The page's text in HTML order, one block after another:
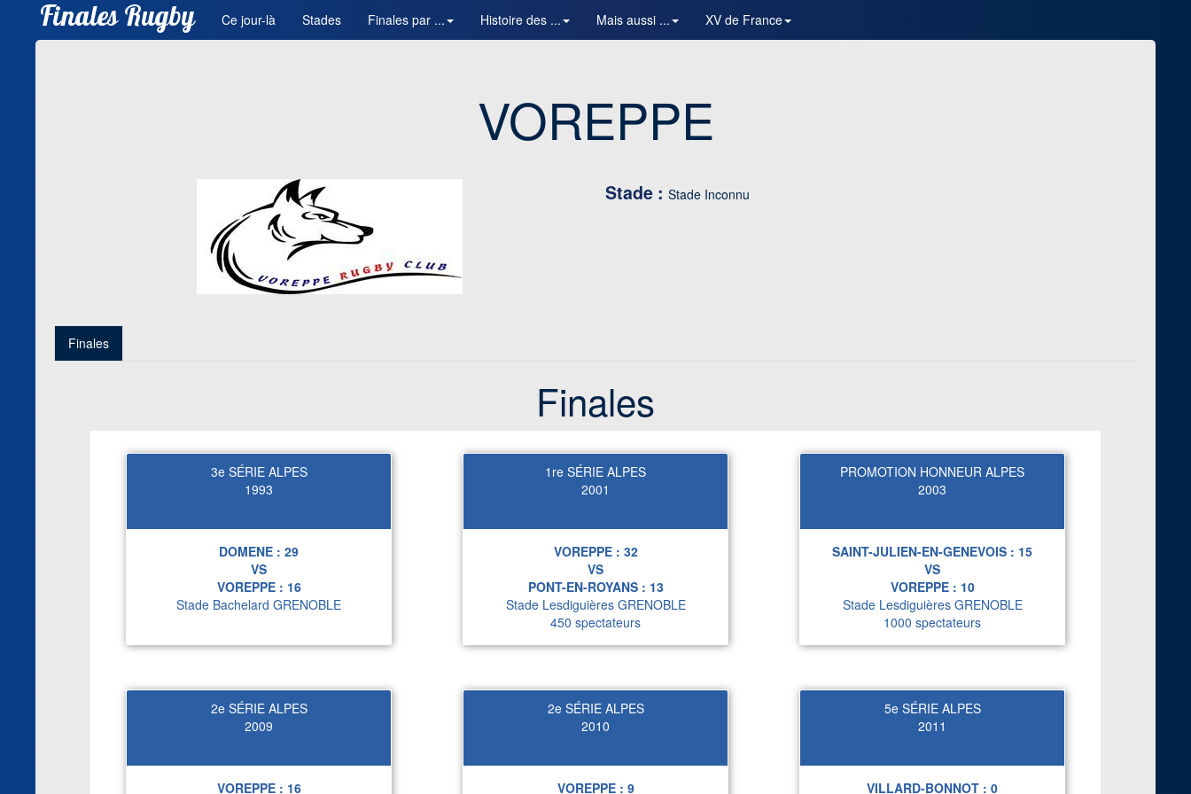
Finales Rugby Ce jour-là Stades Finales par ... Histoire des ... Mais aussi ... XV de France
VOREPPE
Stade : Stade Inconnu
Finales
Finales
3e SÉRIE ALPES
1993
DOMENE : 29
VS
VOREPPE : 16
Stade Bachelard GRENOBLE
1re SÉRIE ALPES
2001
VOREPPE : 32
VS
PONT-EN-ROYANS : 13
Stade Lesdiguières GRENOBLE
450 spectateurs
PROMOTION HONNEUR ALPES
2003
SAINT-JULIEN-EN-GENEVOIS : 15
VS
VOREPPE : 10
Stade Lesdiguières GRENOBLE
1000 spectateurs
2e SÉRIE ALPES
2009
VOREPPE : 16
2e SÉRIE ALPES
2010
VOREPPE : 9
5e SÉRIE ALPES
2011
VILLARD-BONNOT : 0